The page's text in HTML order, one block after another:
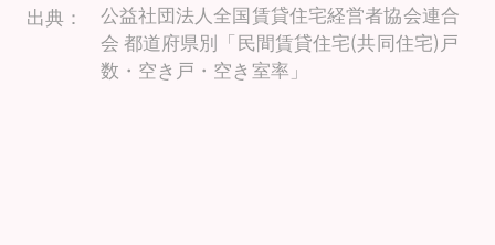
出典：
公益社団法人全国賃貸住宅経営者協会連合
会 都道府県別「民間賃貸住宅(共同住宅)戸
数・空き戸・空き室率」